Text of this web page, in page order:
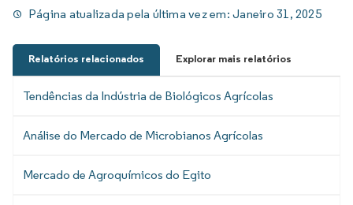
Página atualizada pela última vez em:Janeiro 31, 2025
Relatórios relacionados Explorar mais relatórios
Tendências da Indústria de Biológicos Agrícolas
Análise do Mercado de Microbianos Agrícolas
Mercado de Agroquímicos do Egito